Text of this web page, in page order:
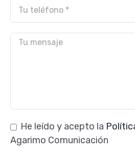
He leído y acepto la
Agarimo Comunicación